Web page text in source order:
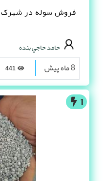
فروش سوله در شهرک
حامد حاجي بنده
8 ماه پیش
1